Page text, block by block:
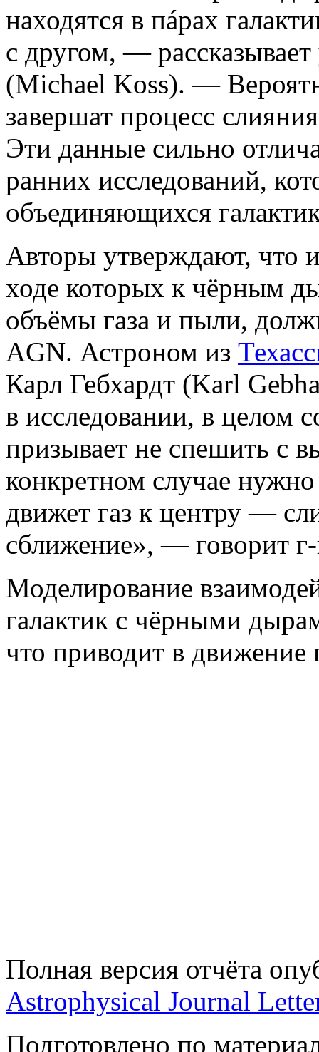
находятся в пáрах
с другом, —
(Michael Koss). —
завершат процесс
Эти данные сильно
ранних исследований,
объединяющихся
Авторы утверждают, что
ходе которых к чёрным
объёмы газа и пыли,
AGN. Астроном из
Карл Гебхардт (Karl
в исследовании, в целом
призывает не спешить с
конкретном случае
движет газ к центру —
сближение», — говорит г-
Моделирование
галактик с чёрными
что приводит в движение
Полная версия отчёта
Astrophysical Journal
Подготовлено по